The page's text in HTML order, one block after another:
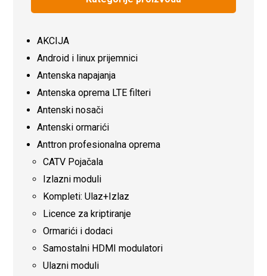
AKCIJA
Android i linux prijemnici
Antenska napajanja
Antenska oprema LTE filteri
Antenski nosači
Antenski ormarići
Anttron profesionalna oprema
CATV Pojačala
Izlazni moduli
Kompleti: Ulaz+Izlaz
Licence za kriptiranje
Ormarići i dodaci
Samostalni HDMI modulatori
Ulazni moduli